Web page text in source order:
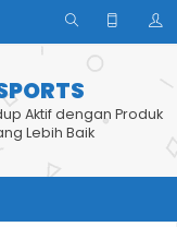
Aktif dengan Produk
Lebih Baik